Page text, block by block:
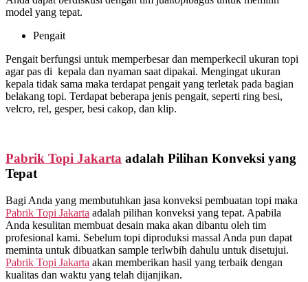
model yang tepat.
Pengait
Pengait berfungsi untuk memperbesar dan memperkecil ukuran topi
agar pas di kepala dan nyaman saat dipakai. Mengingat ukuran
kepala tidak sama maka terdapat pengait yang terletak pada bagian
belakang topi. Terdapat beberapa jenis pengait, seperti ring besi,
velcro, rel, gesper, besi cakop, dan klip.
Pabrik Topi Jakarta adalah Pilihan Konveksi yang
Tepat
Bagi Anda yang membutuhkan jasa konveksi pembuatan topi maka
Pabrik Topi Jakarta adalah pilihan konveksi yang tepat. Apabila
Anda kesulitan membuat desain maka akan dibantu oleh tim
profesional kami. Sebelum topi diproduksi massal Anda pun dapat
meminta untuk dibuatkan sample terlwbih dahulu untuk disetujui.
Pabrik Topi Jakarta akan memberikan hasil yang terbaik dengan
kualitas dan waktu yang telah dijanjikan.